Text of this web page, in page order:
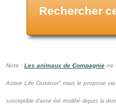
Rechercher
Note : Les animaux de Compagnie ne
Active Life Outdoor" mais le propose
susceptible d'avoir été modifié depuis la